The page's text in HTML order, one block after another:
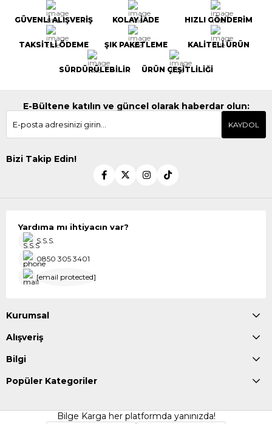
GÜVENLİ ALIŞVERİŞ KOLAY İADE HIZLI GÖNDERİM
TAKSİTLİ ÖDEME ŞIK PAKETLEME KALİTELİ ÜRÜN
SÜRDÜRÜLEBİLİR ÜRÜN ÇEŞİTLİLİĞİ
E-Bültene katılın ve güncel olarak haberdar olun:
KAYDOL
Bizi Takip Edin!
Yardıma mı ihtiyacın var?
S.S.S.
0850 305 3401
[email protected]
Kurumsal
Alışveriş
Bilgi
Popüler Kategoriler
Bilge Karga her platformda yanınızda!